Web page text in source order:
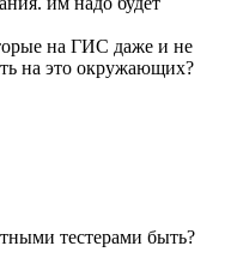
на ГИС даже и не
на это окружающих?
тестерами быть?